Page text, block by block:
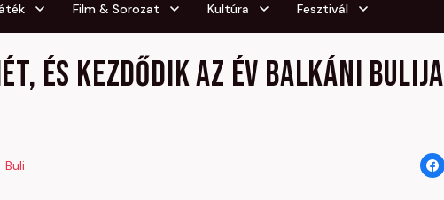
Film & Sorozat Kultúra Fesztivál
hét, és kezdődik az év balkáni bulija
Buli